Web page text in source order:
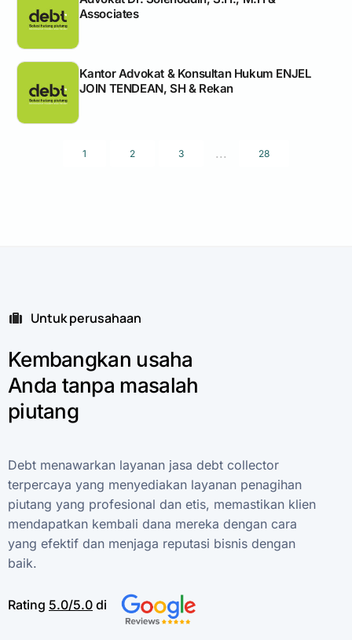
Associates
Kantor Advokat & Konsultan Hukum ENJEL
JOIN TENDEAN, SH & Rekan
1 2 3 ... 28
Untuk perusahaan
Kembangkan usaha
Anda tanpa masalah
piutang
Debt menawarkan layanan jasa debt collector
terpercaya yang menyediakan layanan penagihan
piutang yang profesional dan etis, memastikan klien
mendapatkan kembali dana mereka dengan cara
yang efektif dan menjaga reputasi bisnis dengan
baik.
Rating 5.0/5.0 di